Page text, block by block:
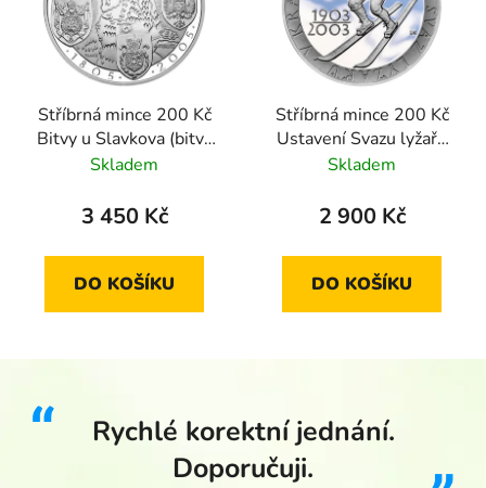
Stříbrná mince 200 Kč
Bitvy u Slavkova (bitva
tří císařů) 2005 proof
Skladem
3 450 Kč
DO KOŠÍKU
Stříbrná mince 200 Kč
Ustavení Svazu lyžařů
v Království českém
Skladem
2 900 Kč
DO KOŠÍKU
Rychlé korektní jednání.
Doporučuji.